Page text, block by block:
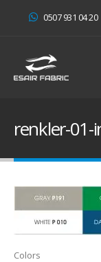
0507 931 04 20
renkler-01-
Colors